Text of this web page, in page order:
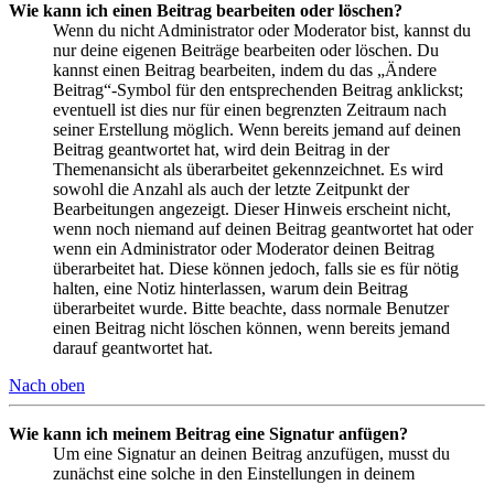
Wie kann ich einen Beitrag bearbeiten oder löschen?
Wenn du nicht Administrator oder Moderator bist, kannst du
nur deine eigenen Beiträge bearbeiten oder löschen. Du
kannst einen Beitrag bearbeiten, indem du das „Ändere
Beitrag“-Symbol für den entsprechenden Beitrag anklickst;
eventuell ist dies nur für einen begrenzten Zeitraum nach
seiner Erstellung möglich. Wenn bereits jemand auf deinen
Beitrag geantwortet hat, wird dein Beitrag in der
Themenansicht als überarbeitet gekennzeichnet. Es wird
sowohl die Anzahl als auch der letzte Zeitpunkt der
Bearbeitungen angezeigt. Dieser Hinweis erscheint nicht,
wenn noch niemand auf deinen Beitrag geantwortet hat oder
wenn ein Administrator oder Moderator deinen Beitrag
überarbeitet hat. Diese können jedoch, falls sie es für nötig
halten, eine Notiz hinterlassen, warum dein Beitrag
überarbeitet wurde. Bitte beachte, dass normale Benutzer
einen Beitrag nicht löschen können, wenn bereits jemand
darauf geantwortet hat.
Nach oben
Wie kann ich meinem Beitrag eine Signatur anfügen?
Um eine Signatur an deinen Beitrag anzufügen, musst du
zunächst eine solche in den Einstellungen in deinem